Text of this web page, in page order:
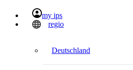
my ips
regio
Deutschland